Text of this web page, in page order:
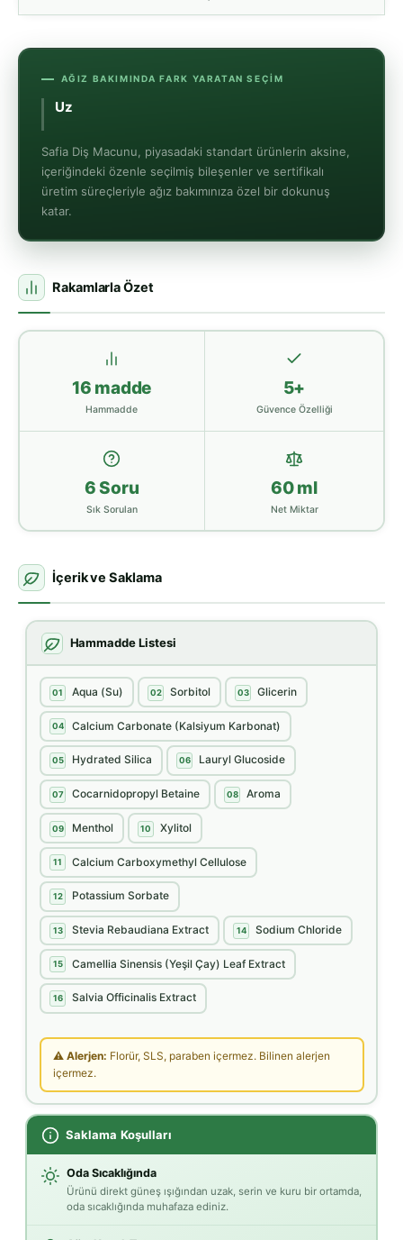
AĞIZ BAKIMINDA FARK YARATAN SEÇIM
Uzun Süreli Ağız Ferahl
Safia Diş Macunu, piyasadaki standart ürünlerin aksine,
içeriğindeki özenle seçilmiş bileşenler ve sertifikalı
üretim süreçleriyle ağız bakımınıza özel bir dokunuş
katar.
Rakamlarla Özet
16 madde
Hammadde
5+
Güvence Özelliği
6 Soru
Sık Sorulan
60 ml
Net Miktar
İçerik ve Saklama
Hammadde Listesi
01 Aqua (Su) 02 Sorbitol 03 Glicerin
04 Calcium Carbonate (Kalsiyum Karbonat)
05 Hydrated Silica 06 Lauryl Glucoside
07 Cocarnidopropyl Betaine 08 Aroma
09 Menthol 10 Xylitol
11 Calcium Carboxymethyl Cellulose
12 Potassium Sorbate
13 Stevia Rebaudiana Extract 14 Sodium Chloride
15 Camellia Sinensis (Yeşil Çay) Leaf Extract
16 Salvia Officinalis Extract
⚠ Alerjen: Florür, SLS, paraben içermez. Bilinen alerjen
içermez.
Saklama Koşulları
Oda Sıcaklığında
Ürünü direkt güneş ışığından uzak, serin ve kuru bir ortamda,
oda sıcaklığında muhafaza ediniz.